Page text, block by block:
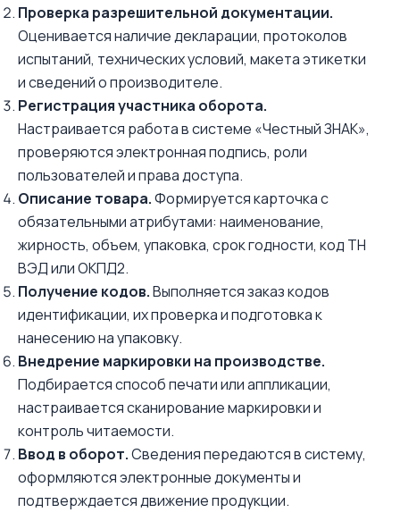
Проверка разрешительной документации.
Оценивается наличие декларации, протоколов
испытаний, технических условий, макета этикетки
и сведений о производителе.
Регистрация участника оборота.
Настраивается работа в системе «Честный ЗНАК»,
проверяются электронная подпись, роли
пользователей и права доступа.
Описание товара.Формируется карточка с
обязательными атрибутами: наименование,
жирность, объем, упаковка, срок годности, код ТН
ВЭД или ОКПД2.
Получение кодов.Выполняется заказ кодов
идентификации, их проверка и подготовка к
нанесению на упаковку.
Внедрение маркировки на производстве.
Подбирается способ печати или аппликации,
настраивается сканирование маркировки и
контроль читаемости.
Ввод в оборот.Сведения передаются в систему,
оформляются электронные документы и
подтверждается движение продукции.